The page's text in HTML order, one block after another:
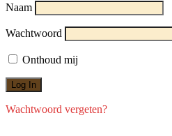
Naam
Wachtwoord
Onthoud mij
Wachtwoord vergeten?